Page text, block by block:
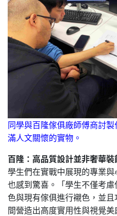
同學與百隆傢俱廠師傅商討
滿人文關懷的實物。
百隆：高品質設計並非奢華
學生們在實戰中展現的專業
也感到驚喜。「學生不僅考
色與現有傢俱進行襯色，並
間營造出高度實用性與視覺